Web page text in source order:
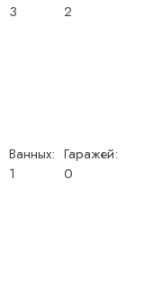
3
2
Ванных:
1
Гаражей:
0